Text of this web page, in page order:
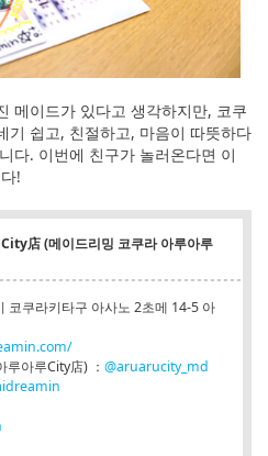
메이드가 있다고 생각하지만, 코쿠
기 쉽고, 친절하고, 마음이 따뜻하다
다. 이번에 친구가 놀러온다면 이
!
店 (메이드리밍 코쿠라 아루아루
코쿠라키타구 아사노 2초메 14-5 아
아루City店) ： @aruarucity_md